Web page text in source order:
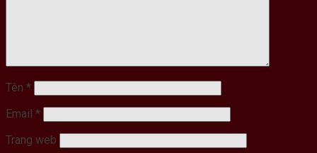
Tên *
Email *
Trang web